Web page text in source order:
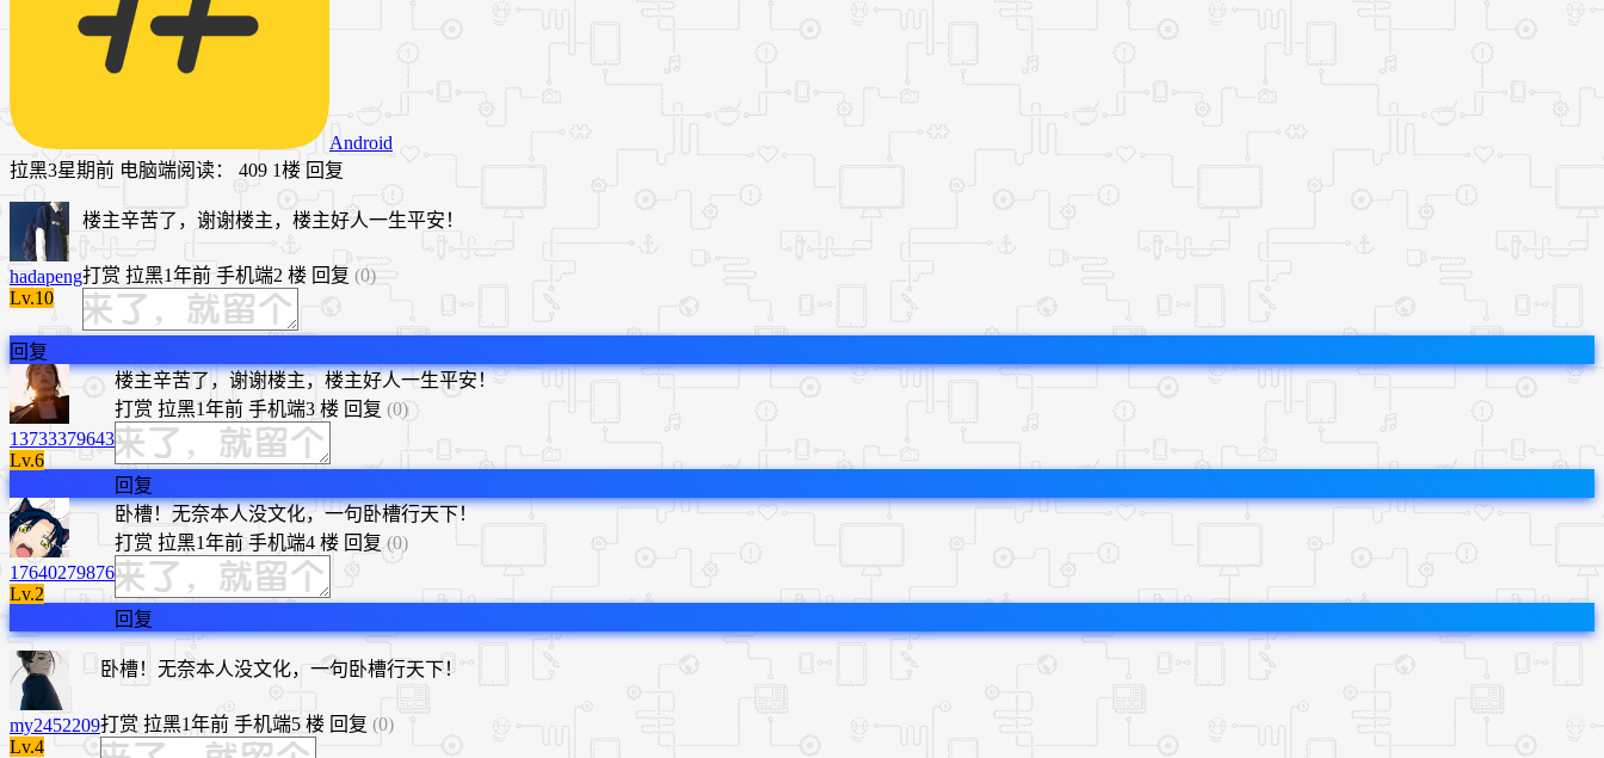
Android
拉黑3星期前 电脑端阅读： 409 1楼 回复
hadapeng
Lv.10
楼主辛苦了，谢谢楼主，楼主好人一生平安！
打赏 拉黑1年前 手机端2 楼 回复 (0)
回复
13733379643
Lv.6
​楼主辛苦了，谢谢楼主，楼主好人一生平安！
打赏 拉黑1年前 手机端3 楼 回复 (0)
回复
17640279876
Lv.2
卧槽！无奈本人没文化，一句卧槽行天下！
打赏 拉黑1年前 手机端4 楼 回复 (0)
回复
my2452209
Lv.4
卧槽！无奈本人没文化，一句卧槽行天下！
打赏 拉黑1年前 手机端5 楼 回复 (0)